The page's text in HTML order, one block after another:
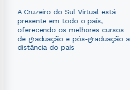
A Cruzeiro do Sul Virtual está
presente em todo o país,
oferecendo os melhores cursos
de graduação e pós-graduação a
distância do país